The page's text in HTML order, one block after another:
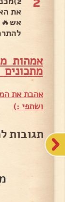
את
אמהות
מתכונים
אהבת את
ושתפי :)
תגובות